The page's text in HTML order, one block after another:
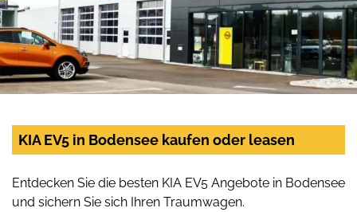
KIA EV5 in Bodensee kaufen oder leasen
Entdecken Sie die besten KIA EV5 Angebote in Bodensee
und sichern Sie sich Ihren Traumwagen.